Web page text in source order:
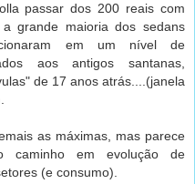
passar dos 200 reais com
grande maioria dos sedans
em um nível de
aos antigos santanas,
de 17 anos atrás....(janela
as máximas, mas parece
em evolução de
(e consumo).